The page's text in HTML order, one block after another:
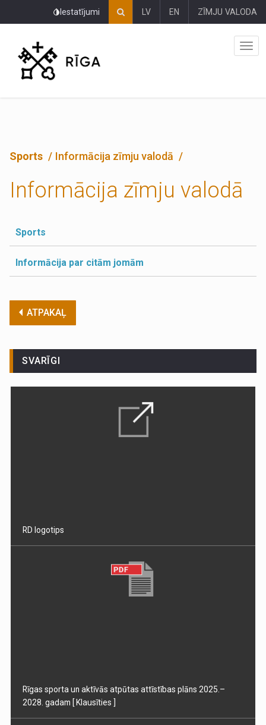
Iestatījumi LV EN ZĪMJU VALODA
Sports Informācija zīmju valodā
Informācija zīmju valodā
Sports
Informācija par citām jomām
ATPAKAĻ
SVARĪGI
RD logotips
Rīgas sporta un aktīvās atpūtas attīstības plāns 2025.–
2028. gadam [ Klausīties ]